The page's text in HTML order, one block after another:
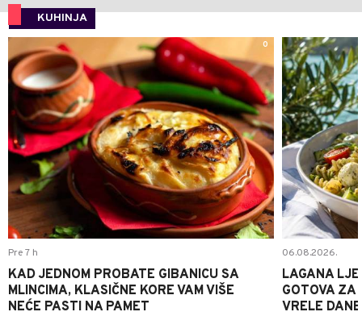
KUHINJA
0
Pre 7 h
KAD JEDNOM PROBATE GIBANICU SA
MLINCIMA, KLASIČNE KORE VAM VIŠE
NEĆE PASTI NA PAMET
06.08.2026.
LAGANA
GOTOVA ZA
VRELE DANE